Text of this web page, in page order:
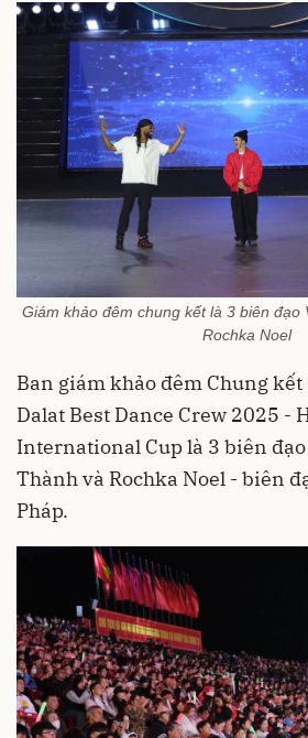
Giám khảo đêm chung kết là 3 biên đạo
Rochka Noel
Ban giám khảo đêm Chung kết
Dalat Best Dance Crew 2025 -
International Cup là 3 biên
Thành và Rochka Noel - biên
Pháp.